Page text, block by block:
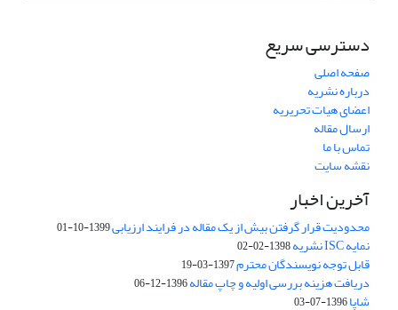
دسترسی سریع
صفحه اصلی
درباره نشریه
اعضای هیات تحریریه
ارسال مقاله
تماس با ما
نقشه سایت
آخرین اخبار
محدودیت قرار گرفتن بیش از یک مقاله در فرایند ارزیابی1399-10-01
نمایه ISC نشریه 1398-02-02
قابل توجه نویسندگان محترم1397-03-19
دریافت هزینه بررسی اولیه و چاپ مقاله1396-12-06
شاپا1396-07-03